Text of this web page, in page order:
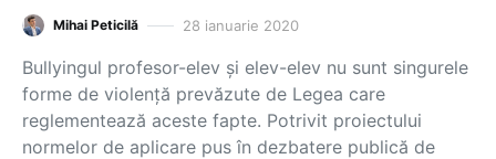
Mihai Peticilă 28 ianuarie 2020
Bullyingul profesor-elev și elev-elev nu sunt singurele
forme de violență prevăzute de Legea care
reglementează aceste fapte. Potrivit proiectului
normelor de aplicare pus în dezbatere publică de